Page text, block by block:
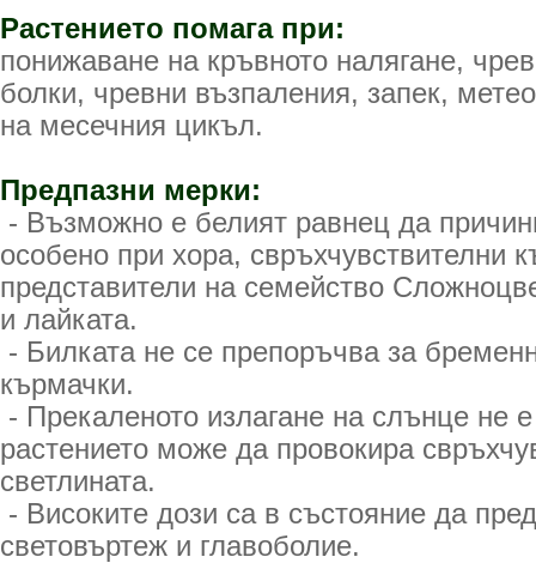
Растениeто помага при:
понижаване на кръвното налягане,
болки, чревни възпаления, запек,
на месечния цикъл.
Предпазни мерки:
- Възможно е белият равнец да
особено при хора, свръхчувствителни
представители на семейство
и лайката.
- Билката не се препоръчва за
кърмачки.
- Прекаленото излагане на слънце не
растението може да провокира
светлината.
- Високите дози са в състояние да
световъртеж и главоболие.